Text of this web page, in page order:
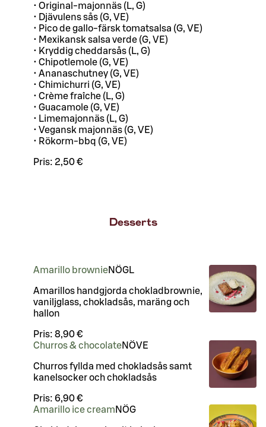
• Original-majonnäs (L, G)
• Djävulens sås (G, VE)
• Pico de gallo-färsk tomatsalsa (G, VE)
• Mexikansk salsa verde (G, VE)
• Kryddig cheddarsås (L, G)
• Chipotlemole (G, VE)
• Ananaschutney (G, VE)
• Chimichurri (G, VE)
• Crème fraîche (L, G)
• Guacamole (G, VE)
• Limemajonnäs (L, G)
• Vegansk majonnäs (G, VE)
• Rökorm-bbq (G, VE)
Pris: 2,50 €
Desserts
Amarillo brownieNÖGL
Amarillos handgjorda chokladbrownie,
vaniljglass, chokladsås, maräng och
hallon
Pris: 8,90 €
Churros & chocolateNÖVE
Churros fyllda med chokladsås samt
kanelsocker och chokladsås
Pris: 6,90 €
Amarillo ice cream NÖG